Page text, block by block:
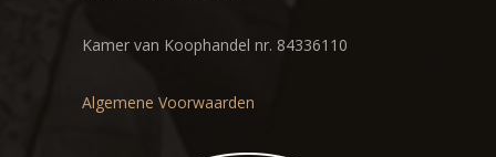
Kamer van Koophandel nr. 84336110
Algemene Voorwaarden